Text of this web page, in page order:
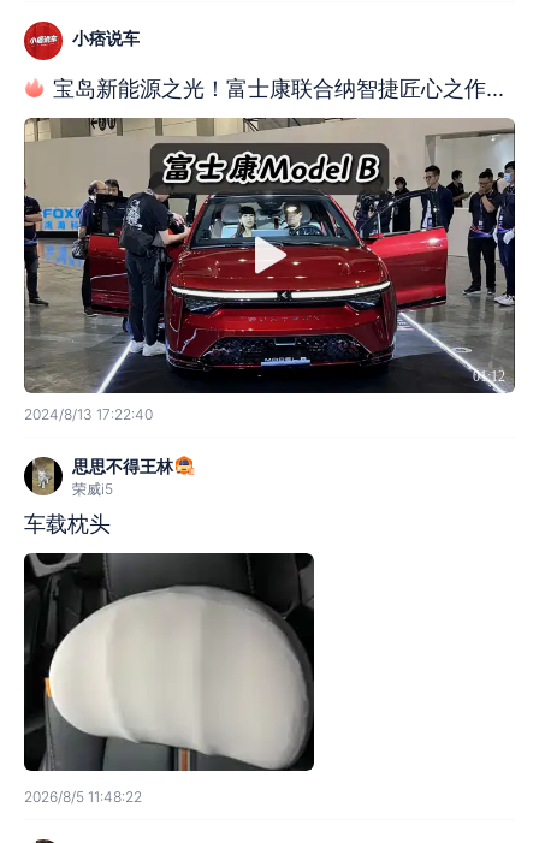
小痞说车
宝岛新能源之光！富士康联合纳智捷匠心之作...
01:12
2024/8/13 17:22:40
思思不得王林
荣威i5
车载枕头
2026/8/5 11:48:22